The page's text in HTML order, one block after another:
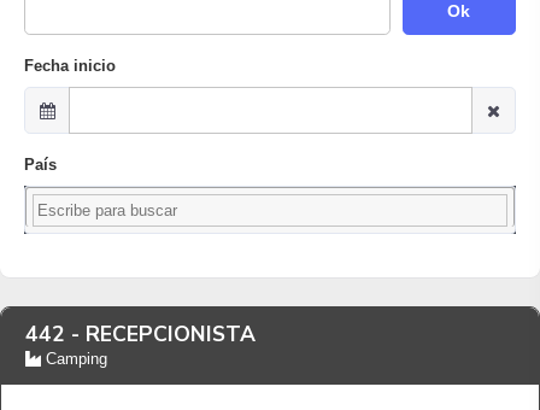
Ok
Fecha inicio
País
442 - RECEPCIONISTA
Camping